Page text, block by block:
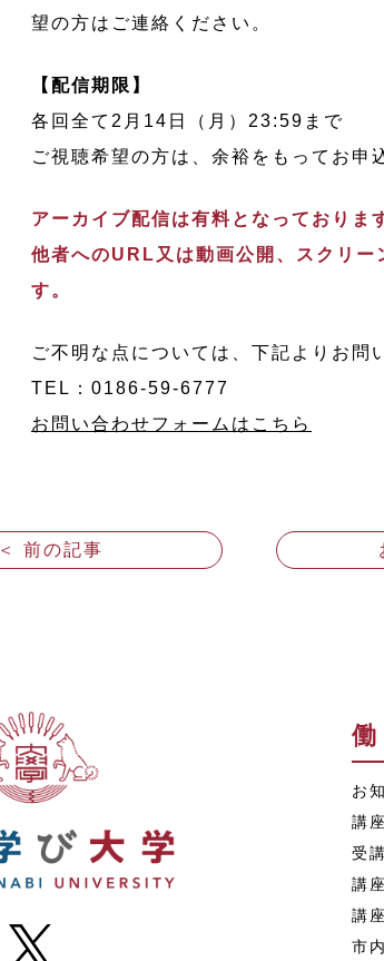
望の方はご連絡ください。
【配信期限】
各回全て2月14日
（月）23:59まで
ご視聴希望の方は、余裕をもってお申
アーカイブ配信は有料となっておりま
他者へのURL又は動画公開、
スクリー
す。
ご不明な点については、下記よりお問
TEL：0186-59-6777
お問い合わせフォームはこちら
＜ 前の記事
お
講
受
講
講
市